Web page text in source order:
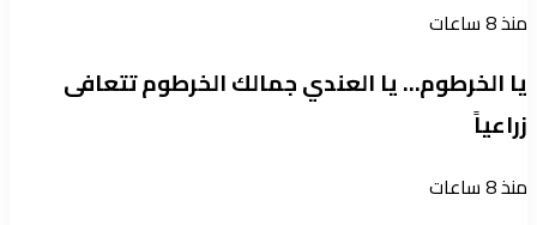
منذ 8 ساعات
يا الخرطوم… يا العندي جمالك الخرطوم تتعافى
زراعياً
منذ 8 ساعات